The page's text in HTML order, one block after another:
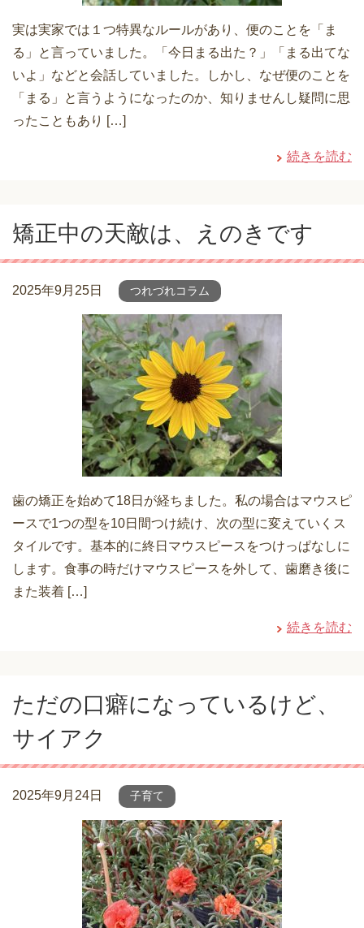
実は実家では１つ特異なルールがあり、便のことを「ま
る」と言っていました。「今日まる出た？」「まる出てな
いよ」などと会話していました。しかし、なぜ便のことを
「まる」と言うようになったのか、知りませんし疑問に思
ったこともあり […]
続きを読む
矯正中の天敵は、えのきです
2025年9月25日 つれづれコラム
歯の矯正を始めて18日が経ちました。私の場合はマウスピ
ースで1つの型を10日間つけ続け、次の型に変えていくス
タイルです。基本的に終日マウスピースをつけっぱなしに
します。食事の時だけマウスピースを外して、歯磨き後に
また装着 […]
続きを読む
ただの口癖になっているけど、
サイアク
2025年9月24日 子育て